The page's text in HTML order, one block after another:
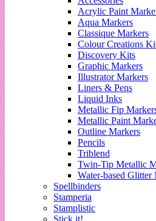
Acrylic Paint
Aqua Markers
Classique Markers
Colour Creations
Discovery Kits
Graphic Markers
Illustrator Markers
Liners & Pens
Liquid Inks
Metallic Fip
Metallic Paint
Outline Markers
Pencils
Triblend
Twin-Tip Metallic
Water-based Glitter
Spellbinders
Stamperia
Stamplistic
Stick it!